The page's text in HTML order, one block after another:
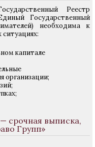
Реестр
Государственный
необходима к
капитале
организации;
срочная выписка,
Групп»